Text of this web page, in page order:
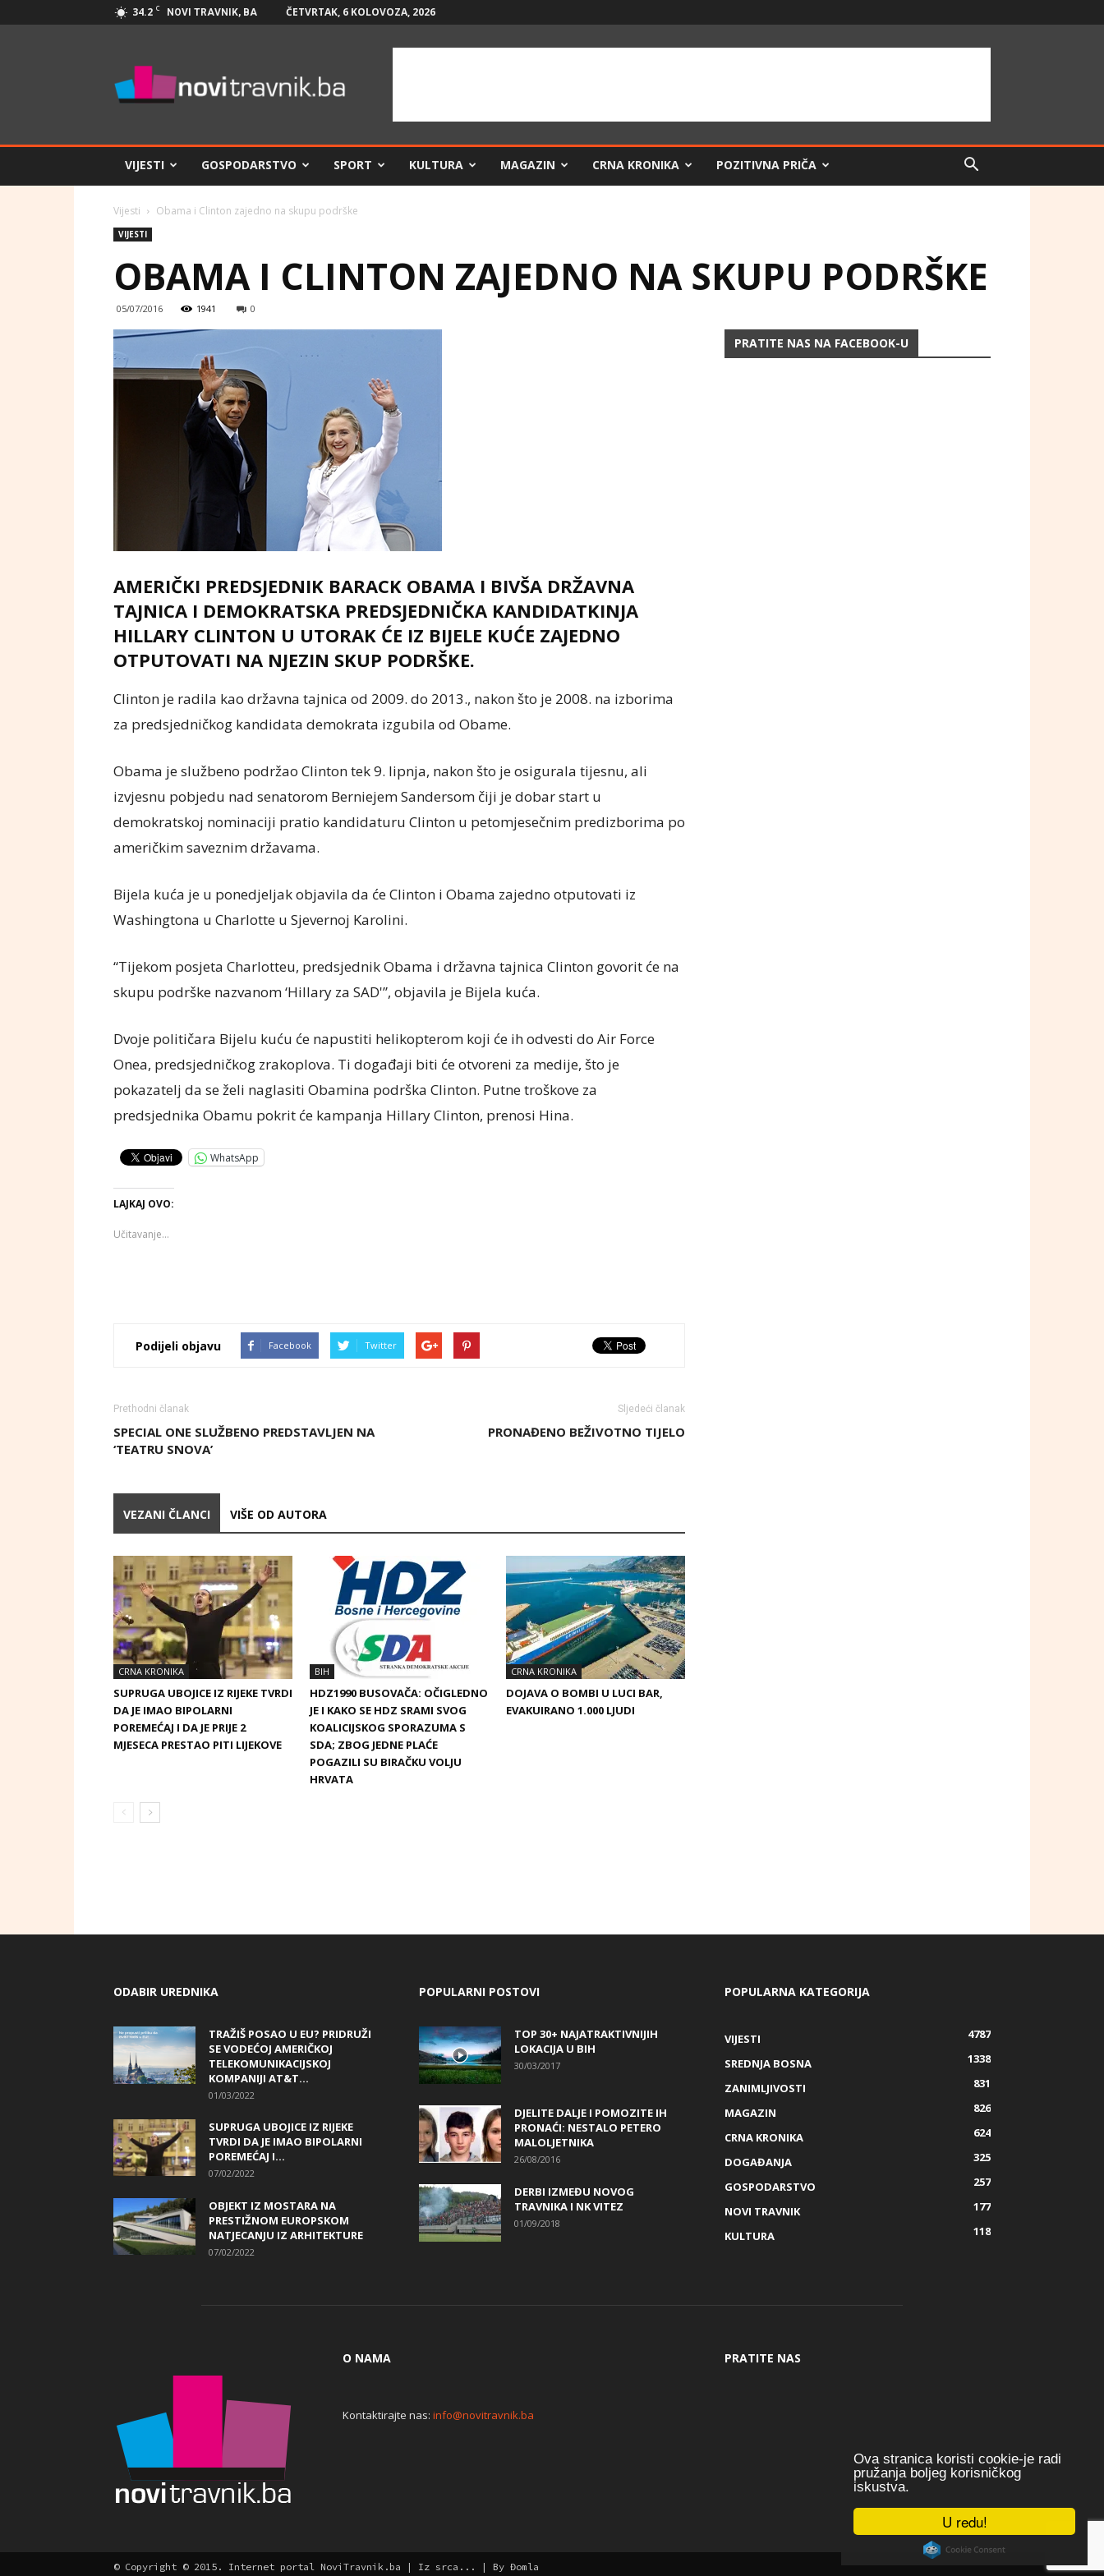
U redu!
Ova stranica koristi cookie-je radi
pružanja boljeg korisničkog
iskustva.
34.2 C NOVI TRAVNIK, BA ČETVRTAK, 6 KOLOVOZA, 2026
Travnik.ba
VIJESTI GOSPODARSTVO SPORT KULTURA MAGAZIN CRNA KRONIKA POZITIVNA PRIČA
Vijesti Obama i Clinton zajedno na skupu podrške
VIJESTI
OBAMA I CLINTON ZAJEDNO NA SKUPU PODRŠKE
05/07/2016 1941 0
AMERIČKI PREDSJEDNIK BARACK OBAMA I BIVŠA DRŽAVNA
TAJNICA I DEMOKRATSKA PREDSJEDNIČKA KANDIDATKINJA
HILLARY CLINTON U UTORAK ĆE IZ BIJELE KUĆE ZAJEDNO
OTPUTOVATI NA NJEZIN SKUP PODRŠKE.
Clinton je radila kao državna tajnica od 2009. do 2013., nakon što je 2008. na izborima
za predsjedničkog kandidata demokrata izgubila od Obame.
Obama je službeno podržao Clinton tek 9. lipnja, nakon što je osigurala tijesnu, ali
izvjesnu pobjedu nad senatorom Berniejem Sandersom čiji je dobar start u
demokratskoj nominaciji pratio kandidaturu Clinton u petomjesečnim predizborima po
američkim saveznim državama.
Bijela kuća je u ponedjeljak objavila da će Clinton i Obama zajedno otputovati iz
Washingtona u Charlotte u Sjevernoj Karolini.
“Tijekom posjeta Charlotteu, predsjednik Obama i državna tajnica Clinton govorit će na
skupu podrške nazvanom ‘Hillary za SAD'”, objavila je Bijela kuća.
Dvoje političara Bijelu kuću će napustiti helikopterom koji će ih odvesti do Air Force
Onea, predsjedničkog zrakoplova. Ti događaji biti će otvoreni za medije, što je
pokazatelj da se želi naglasiti Obamina podrška Clinton. Putne troškove za
predsjednika Obamu pokrit će kampanja Hillary Clinton, prenosi Hina.
WhatsApp
LAJKAJ OVO:
Učitavanje...
Podijeli objavu Facebook Twitter
Prethodni članak
SPECIAL ONE SLUŽBENO PREDSTAVLJEN NA
‘TEATRU SNOVA’
Sljedeći članak
PRONAĐENO BEŽIVOTNO TIJELO
VEZANI ČLANCI VIŠE OD AUTORA
CRNA KRONIKA
SUPRUGA UBOJICE IZ RIJEKE TVRDI
DA JE IMAO BIPOLARNI
POREMEĆAJ I DA JE PRIJE 2
MJESECA PRESTAO PITI LIJEKOVE
BIH
HDZ1990 BUSOVAČA: OČIGLEDNO
JE I KAKO SE HDZ SRAMI SVOG
KOALICIJSKOG SPORAZUMA S
SDA; ZBOG JEDNE PLAĆE
POGAZILI SU BIRAČKU VOLJU
HRVATA
CRNA KRONIKA
DOJAVA O BOMBI U LUCI BAR,
EVAKUIRANO 1.000 LJUDI
PRATITE NAS NA FACEBOOK-U
ODABIR UREDNIKA
TRAŽIŠ POSAO U EU? PRIDRUŽI
SE VODEĆOJ AMERIČKOJ
TELEKOMUNIKACIJSKOJ
KOMPANIJI AT&T...
01/03/2022
SUPRUGA UBOJICE IZ RIJEKE
TVRDI DA JE IMAO BIPOLARNI
POREMEĆAJ I...
07/02/2022
OBJEKT IZ MOSTARA NA
PRESTIŽNOM EUROPSKOM
NATJECANJU IZ ARHITEKTURE
07/02/2022
POPULARNI POSTOVI
TOP 30+ NAJATRAKTIVNIJIH
LOKACIJA U BIH
30/03/2017
DJELITE DALJE I POMOZITE IH
PRONAĆI: NESTALO PETERO
MALOLJETNIKA
26/08/2016
DERBI IZMEĐU NOVOG
TRAVNIKA I NK VITEZ
01/09/2018
POPULARNA KATEGORIJA
VIJESTI
4787
SREDNJA BOSNA
1338
ZANIMLJIVOSTI
831
MAGAZIN
826
CRNA KRONIKA
624
DOGAĐANJA
325
GOSPODARSTVO
257
NOVI TRAVNIK
177
KULTURA
118
O NAMA
Kontaktirajte nas: info@novitravnik.ba
PRATITE NAS
© Copyright © 2015. Internet portal NoviTravnik.ba | Iz srca... | By Đomla